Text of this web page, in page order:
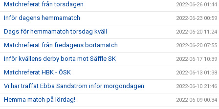
Matchreferat från torsdagen 2022-06-26 01:44
Inför dagens hemmamatch 2022-06-23 00:59
Dags för hemmamatch torsdag kväll 2022-06-20 11:24
Matchreferat från fredagens bortamatch 2022-06-20 07:55
Inför kvällens derby borta mot Säffle SK 2022-06-17 10:39
Matchreferat HBK - ÖSK 2022-06-13 01:38
Vi har träffat Ebba Sandström inför morgondagen 2022-06-10 21:46
Hemma match på lördag! 2022-06-09 00:34